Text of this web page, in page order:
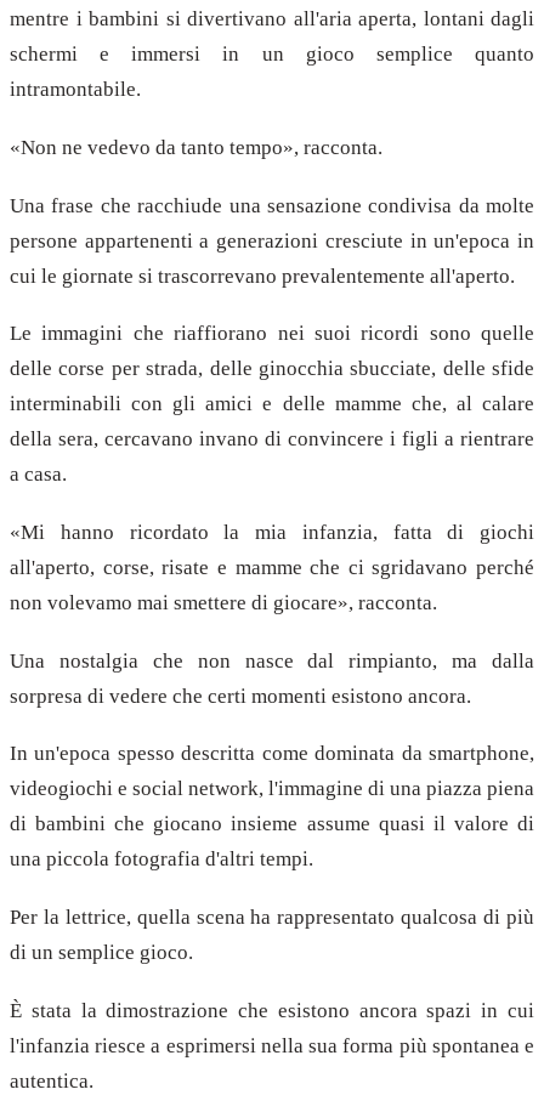
mentre i bambini si divertivano all'aria aperta, lontani dagli
schermi e immersi in un gioco semplice quanto
intramontabile.
«Non ne vedevo da tanto tempo», racconta.
Una frase che racchiude una sensazione condivisa da molte
persone appartenenti a generazioni cresciute in un'epoca in
cui le giornate si trascorrevano prevalentemente all'aperto.
Le immagini che riaffiorano nei suoi ricordi sono quelle
delle corse per strada, delle ginocchia sbucciate, delle sfide
interminabili con gli amici e delle mamme che, al calare
della sera, cercavano invano di convincere i figli a rientrare
a casa.
«Mi hanno ricordato la mia infanzia, fatta di giochi
all'aperto, corse, risate e mamme che ci sgridavano perché
non volevamo mai smettere di giocare», racconta.
Una nostalgia che non nasce dal rimpianto, ma dalla
sorpresa di vedere che certi momenti esistono ancora.
In un'epoca spesso descritta come dominata da smartphone,
videogiochi e social network, l'immagine di una piazza piena
di bambini che giocano insieme assume quasi il valore di
una piccola fotografia d'altri tempi.
Per la lettrice, quella scena ha rappresentato qualcosa di più
di un semplice gioco.
È stata la dimostrazione che esistono ancora spazi in cui
l'infanzia riesce a esprimersi nella sua forma più spontanea e
autentica.